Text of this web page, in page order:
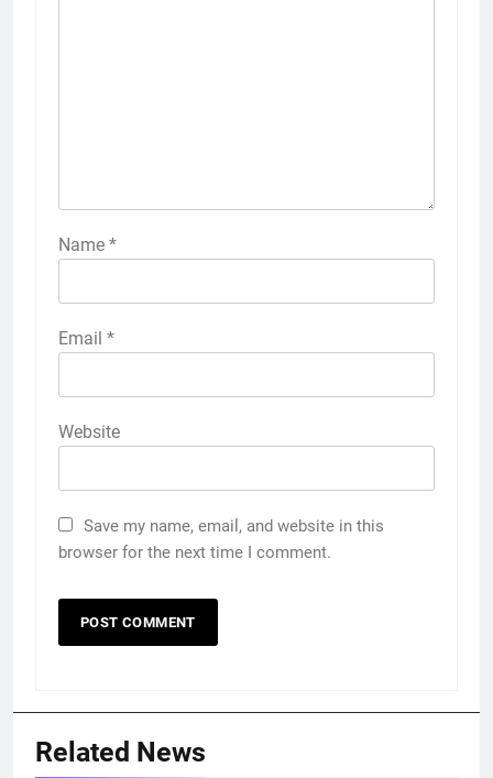
Name *
Email *
Website
Save my name, email, and website in this
browser for the next time I comment.
Related News